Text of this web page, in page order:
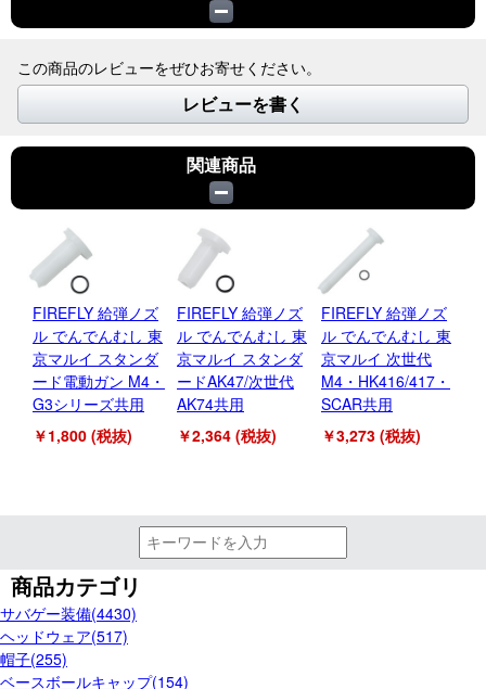
この商品のレビューをぜひお寄せください。
レビューを書く
関連商品
FIREFLY 給弾ノズ
ル でんでんむし 東
京マルイ スタンダ
ード電動ガン M4・
G3シリーズ共用
￥1,800 (税抜)
FIREFLY 給弾ノズ
ル でんでんむし 東
京マルイ スタンダ
ードAK47/次世代
AK74共用
￥2,364 (税抜)
FIREFLY 給弾ノズ
ル でんでんむし 東
京マルイ 次世代
M4・HK416/417・
SCAR共用
￥3,273 (税抜)
商品カテゴリ
サバゲー装備(4430)
ヘッドウェア(517)
帽子(255)
ベースボールキャップ(154)